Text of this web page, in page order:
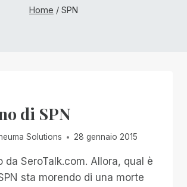
Home / SPN
di SPN
Solutions 28 gennaio 2015
da SeroTalk.com. Allora, qual è
sta morendo di una morte